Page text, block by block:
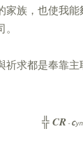
家族，也使我
祈求都是奉靠主
╬CR -C